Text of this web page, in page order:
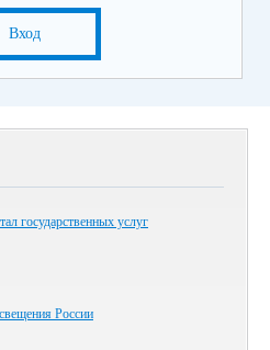
Вход
государственных услуг
России